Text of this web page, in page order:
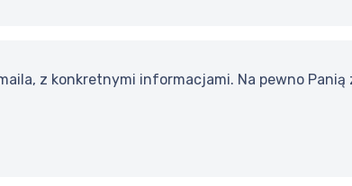
z konkretnymi informacjami. Na pewno Panią